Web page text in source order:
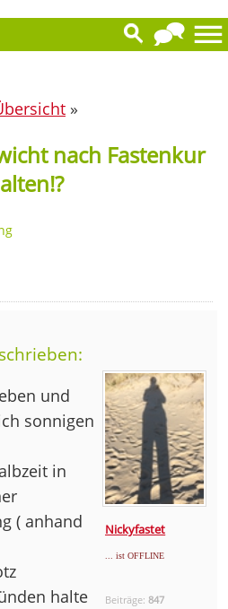
»
nach Fastenkur
Nickyfastet
... ist OFFLINE
Beiträge:847
und
sonnigen
in
( anhand
halte